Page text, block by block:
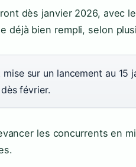
dès janvier 2026, avec
déjà bien rempli, selon
mise sur un lancement au
février.
les concurrents en